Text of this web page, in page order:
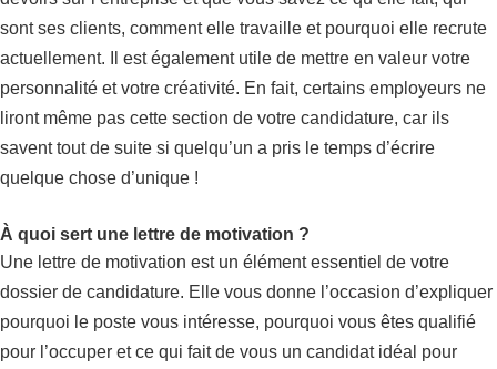
sont ses clients, comment elle travaille et pourquoi elle recrute
actuellement. Il est également utile de mettre en valeur votre
personnalité et votre créativité. En fait, certains employeurs ne
liront même pas cette section de votre candidature, car ils
savent tout de suite si quelqu’un a pris le temps d’écrire
quelque chose d’unique !
À quoi sert une lettre de motivation ?
Une lettre de motivation est un élément essentiel de votre
dossier de candidature. Elle vous donne l’occasion d’expliquer
pourquoi le poste vous intéresse, pourquoi vous êtes qualifié
pour l’occuper et ce qui fait de vous un candidat idéal pour